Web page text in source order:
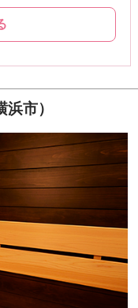
市）